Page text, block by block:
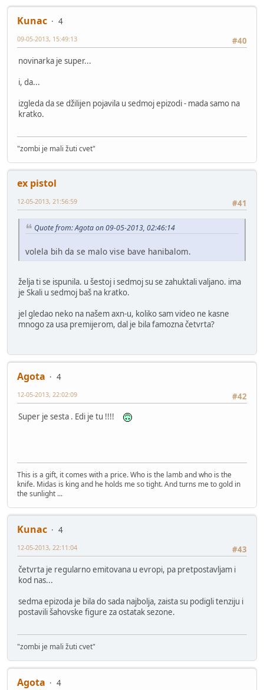
Kunac
4
#40
09-05-2013, 15:49:13
novinarka je super...
i, da...
izgleda da se džilijen pojavila u sedmoj epizodi - mada samo na
kratko.
"zombi je mali žuti cvet"
ex pistol
#41
12-05-2013, 21:56:59
Quote from: Agota on 09-05-2013, 02:46:14
volela bih da se malo vise bave hanibalom.
želja ti se ispunila. u šestoj i sedmoj su se zahuktali valjano. ima
je Skali u sedmoj baš na kratko.
jel gledao neko na našem axn-u, koliko sam video ne kasne
mnogo za usa premijerom, dal je bila famozna četvrta?
Agota
4
#42
12-05-2013, 22:02:09
Super je sesta . Edi je tu !!!!
This is a gift, it comes with a price. Who is the lamb and who is the
knife. Midas is king and he holds me so tight. And turns me to gold in
the sunlight ...
Kunac
4
#43
12-05-2013, 22:11:04
četvrta je regularno emitovana u evropi, pa pretpostavljam i
kod nas...
sedma epizoda je bila do sada najbolja, zaista su podigli tenziju i
postavili šahovske figure za ostatak sezone.
"zombi je mali žuti cvet"
Agota 4